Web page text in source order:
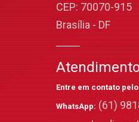
CEP: 70070-915
Brasília - DF
Entre em contato
WhatsApp:(61)